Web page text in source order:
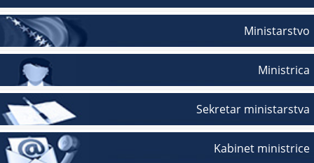
Ministarstvo
Ministrica
Sekretar ministarstva
Kabinet ministrice